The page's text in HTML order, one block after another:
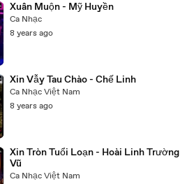
Xuân Muộn - Mỹ Huyền
Ca Nhạc
8 years ago
Xin Vẫy Tau Chào - Chế Linh
Ca Nhạc Việt Nam
8 years ago
Xin Tròn Tuổi Loạn - Hoài Linh Trường
Vũ
Ca Nhạc Việt Nam